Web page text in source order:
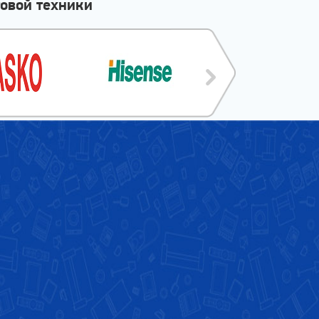
техники